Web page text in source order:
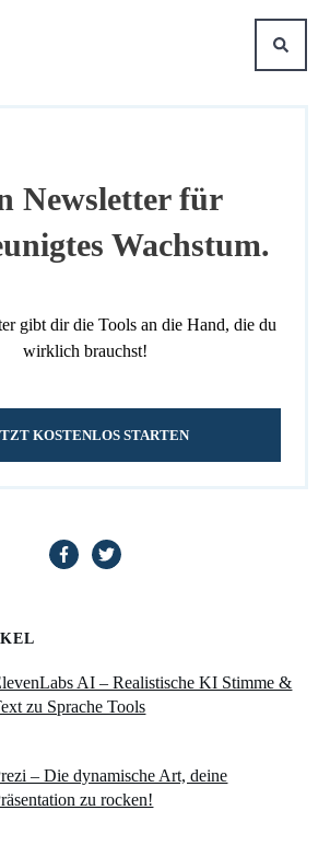
Newsletter für
Wachstum.
gibt dir die Tools an die Hand, die du
wirklich brauchst!
KOSTENLOS STARTEN
AI – Realistische KI Stimme &
zu Sprache Tools
– Die dynamische Art, deine
zu rocken!